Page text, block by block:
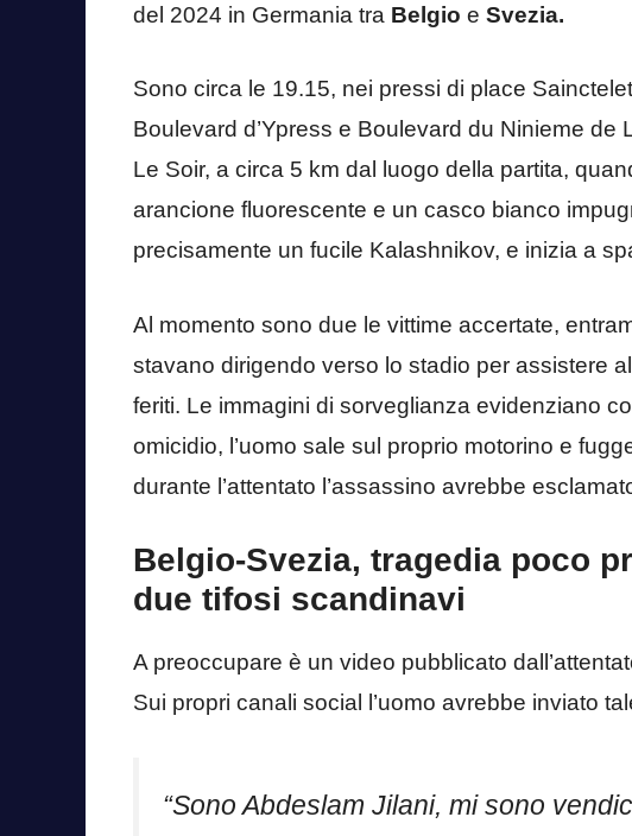
del 2024 in Germania tra Belgio e Svezia.
Sono circa le 19.15, nei pressi di place
Boulevard d’Ypress e Boulevard du Ninieme
Le Soir, a circa 5 km dal luogo della partita,
arancione fluorescente e un casco bianco
precisamente un fucile Kalashnikov, e inizia a
Al momento sono due le vittime accertate,
stavano dirigendo verso lo stadio per assistere
feriti. Le immagini di sorveglianza evidenziano
omicidio, l’uomo sale sul proprio motorino e
durante l’attentato l’assassino avrebbe
Belgio-Svezia, tragedia poco
due tifosi scandinavi
A preoccupare è un video pubblicato
Sui propri canali social l’uomo avrebbe inviato
“Sono Abdeslam Jilani, mi sono